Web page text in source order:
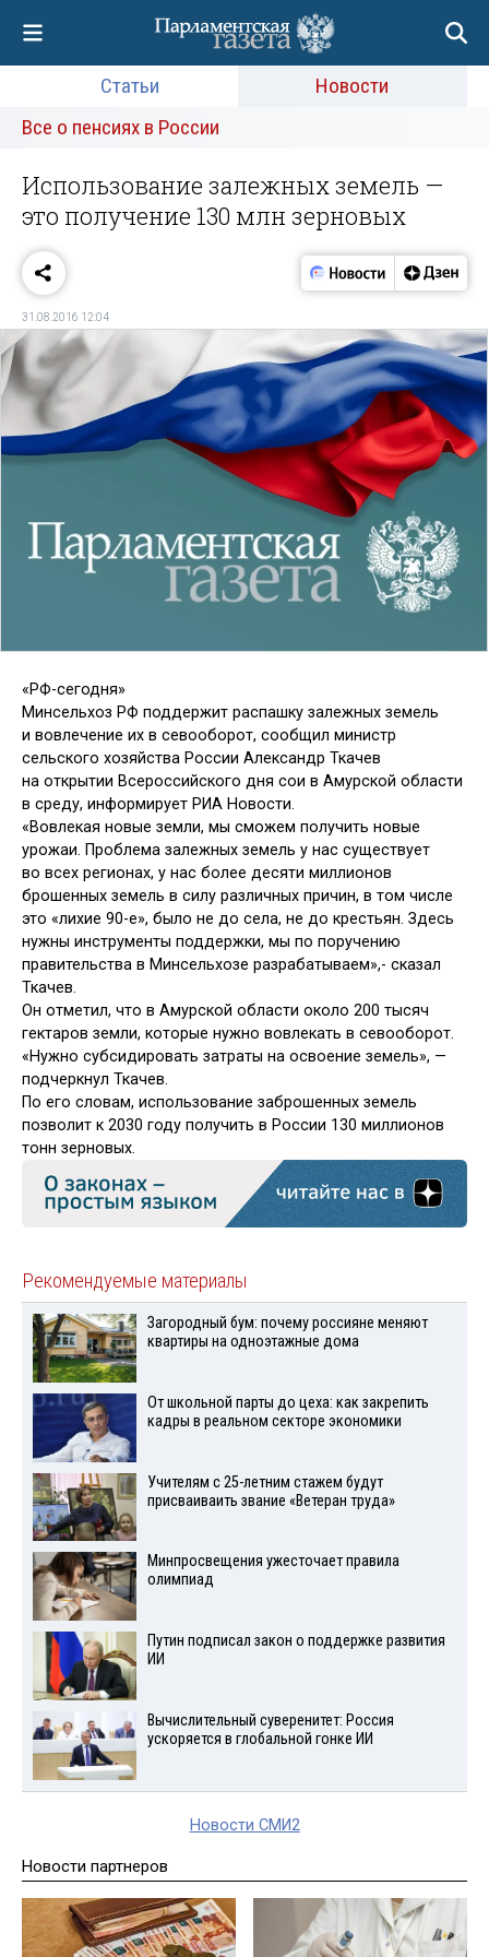
Статьи
Новости
Все о пенсиях в России
Использование залежных земель —
это получение 130 млн зерновых
31.08.2016 12:04
«РФ-сегодня»
Минсельхоз РФ поддержит распашку залежных земель
и вовлечение их в севооборот, сообщил министр
сельского хозяйства России Александр Ткачев
на открытии Всероссийского дня сои в Амурской области
в среду, информирует РИА Новости.
«Вовлекая новые земли, мы сможем получить новые
урожаи. Проблема залежных земель у нас существует
во всех регионах, у нас более десяти миллионов
брошенных земель в силу различных причин, в том числе
это «лихие 90-е», было не до села, не до крестьян. Здесь
нужны инструменты поддержки, мы по поручению
правительства в Минсельхозе разрабатываем»,- сказал
Ткачев.
Он отметил, что в Амурской области около 200 тысяч
гектаров земли, которые нужно вовлекать в севооборот.
«Нужно субсидировать затраты на освоение земель», —
подчеркнул Ткачев.
По его словам, использование заброшенных земель
позволит к 2030 году получить в России 130 миллионов
тонн зерновых.
Рекомендуемые материалы
Загородный бум: почему россияне меняют
квартиры на одноэтажные дома
От школьной парты до цеха: как закрепить
кадры в реальном секторе экономики
Учителям с 25-летним стажем будут
присваиваить звание «Ветеран труда»
Минпросвещения ужесточает правила
олимпиад
Путин подписал закон о поддержке развития
ИИ
Вычислительный суверенитет: Россия
ускоряется в глобальной гонке ИИ
Новости СМИ2
Новости партнеров